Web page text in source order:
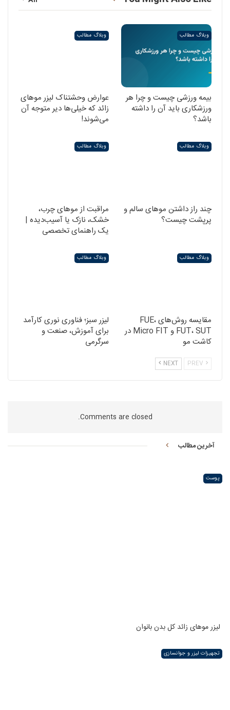
وبلاگ مطالب
بیمه ورزشی چیست و چرا هر
ورزشکاری باید آن را داشته
باشد؟
وبلاگ مطالب
عوارض وحشتناک لیزر موهای
زائد که خیلی‌ها دیر متوجه آن
می‌شوند!
وبلاگ مطالب
چند راز داشتن موهای سالم و
پرپشت چیست؟
وبلاگ مطالب
مراقبت از موهای چرب،
خشک، نازک یا آسیب‌دیده |
یک راهنمای تخصصی
وبلاگ مطالب
مقایسه روش‌های FUE،
FUT، SUT و Micro FIT در
کاشت مو
وبلاگ مطالب
لیزر سبز؛ فناوری نوری کارآمد
برای آموزش، صنعت و
سرگرمی
NEXT
Comments are closed.
آخرین مطالب
پوست
لیزر موهای زائد کل بدن بانوان
تجهیزات لیزر و جوانسازی